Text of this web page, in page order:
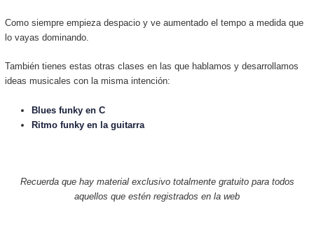
Como siempre empieza despacio y ve aumentado el tempo a medida que
lo vayas dominando.
También tienes estas otras clases en las que hablamos y desarrollamos
ideas musicales con la misma intención:
Blues funky en C
Ritmo funky en la guitarra
Recuerda que hay material exclusivo totalmente gratuito para todos
aquellos que estén registrados en la web